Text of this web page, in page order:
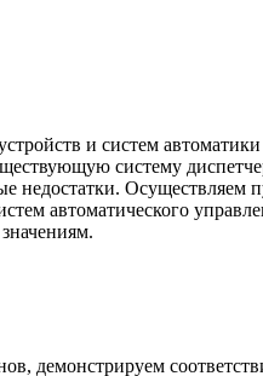
и систем
систему
недостатки. Осуществляем
автоматического
демонстрируем